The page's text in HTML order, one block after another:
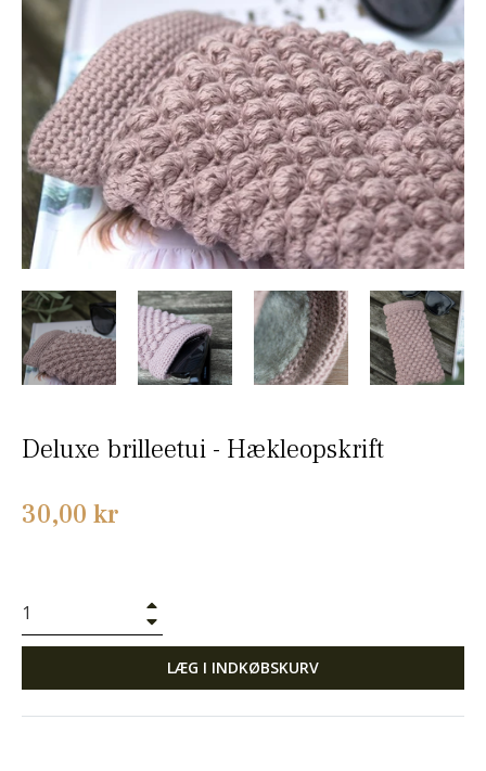
Deluxe brilleetui - Hækleopskrift
Normalpris
30,00 kr
LÆG I INDKØBSKURV